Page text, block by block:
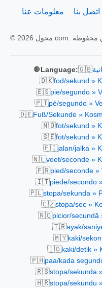
معلومات عنا اتصل بنا
🌐 Language:🇬🇧
🇩🇰fod/sekund »
🇪🇸pie/segundo »
🇵🇹pé/segundo »
🇩🇪Fuß/Sekunde »
🇳🇴fot/sekund »
🇸🇪fot/sekund »
🇫🇮jalan/jalka »
🇳🇱voet/seconde »
🇫🇷pied/seconde »
🇮🇹piede/secondo
🇵🇱stopa/sekunda »
🇨🇿stopa/sec »
🇷🇴picior/secundă
🇹🇷ayak/
🇲🇾kaki/
🇮🇩kaki/detik »
🇵🇭paa/kada
🇷🇸stopa/sekunda
🇭🇷stopa/sekundu